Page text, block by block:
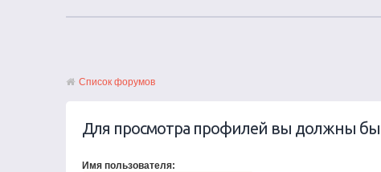
Список форумов
Для просмотра профилей вы должны
Имя пользователя: